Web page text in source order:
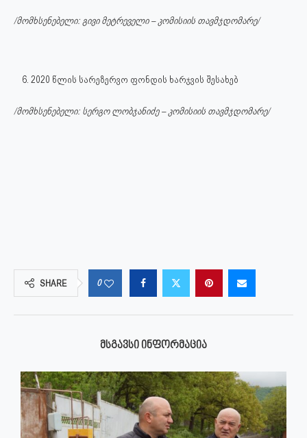
/მომხსენებელი: გივი მეტრეველი – კომისიის თავმჯდომარე/
2020 წლის სარეზერვო ფონდის ხარჯვის შესახებ
/მომხსენებელი: სერგო ლობჯანიძე – კომისიის თავმჯდომარე/
SHARE 0
ᲛᲡᲒᲐᲕᲡᲘ ᲘᲜᲤᲝᲠᲛᲐᲪᲘᲐ